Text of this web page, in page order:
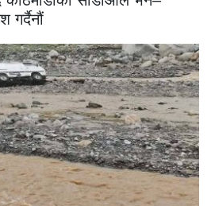
गर्दैनौं